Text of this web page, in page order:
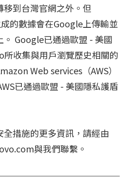
到台灣官網之外。但
的數據會在Google上傳輸並
Google已通過歐盟 - 美國
收集與用戶瀏覽歷史相關的
Web services（AWS）
已通過歐盟 - 美國隱私護盾
措施的更多資訊，請經由
與我們聯繫。